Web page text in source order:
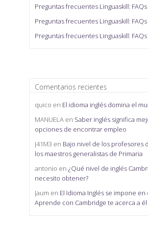
Preguntas frecuentes Linguaskill: FAQs
Preguntas frecuentes Linguaskill: FAQs
Preguntas frecuentes Linguaskill: FAQs
Comentarios recientes
quico en El idioma inglés domina el
MANUELA en Saber inglés significa
opciones de encontrar empleo
J41M3 en Bajo nivel de los profesores
los maestros generalistas de Primaria
antonio en ¿Qué nivel de inglés
necesito obtener?
Jaum en El Idioma Inglés se impone
Aprende con Cambridge te acerca a él